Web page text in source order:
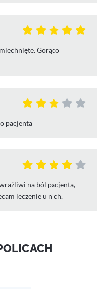
Gorąco
pacjenta
na ból pacjenta,
leczenie u nich.